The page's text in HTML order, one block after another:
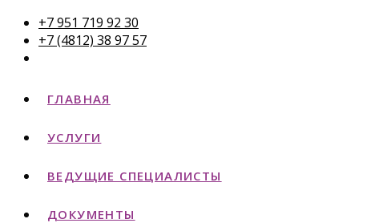
+7 951 719 92 30
+7 (4812) 38 97 57
ГЛАВНАЯ
УСЛУГИ
ВЕДУЩИЕ СПЕЦИАЛИСТЫ
ДОКУМЕНТЫ